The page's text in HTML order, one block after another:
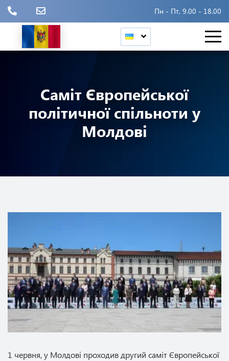
Пн - Пт, 9.00 - 18.00
Саміт Європейської
політичної спільноти у
Молдові
1 червня, у Молдові проходив другий саміт Європейської